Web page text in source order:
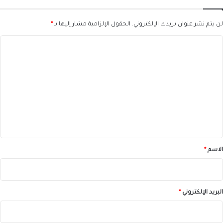
لن يتم نشر عنوان بريدك الإلكتروني. الحقول الإلزامية مشار إليها بـ*
*الاسم*
البريد الإلكتروني*